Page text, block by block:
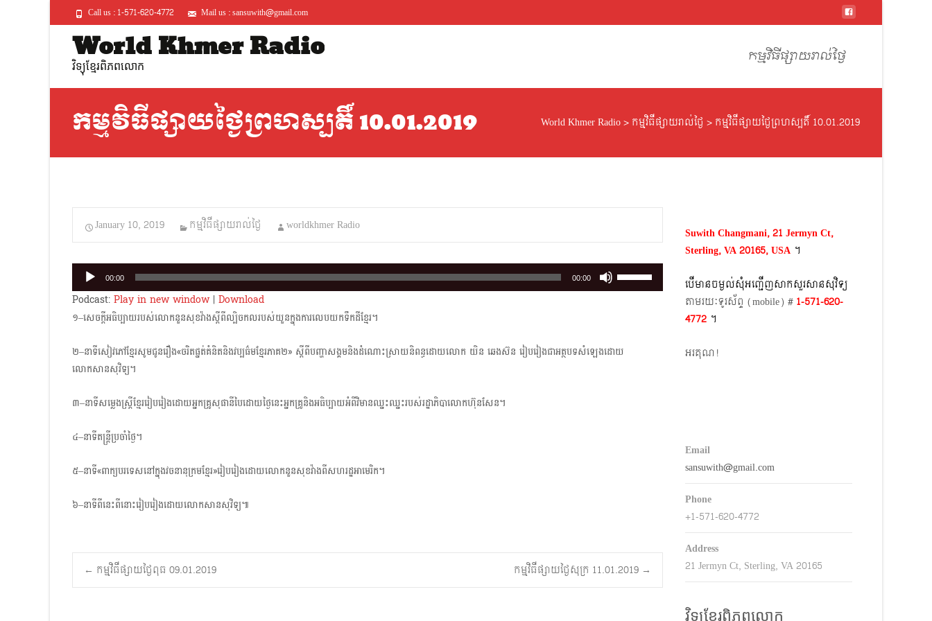
Call us : 1-571-620-4772 Mail us : sansuwith@gmail.com
World Khmer Radio
វិទ្យុខ្មែរពិភពលោក
content
កម្មវិធីផ្សាយរាល់ថ្ងៃ
កម្មវិធីផ្សាយថ្ងៃព្រហស្បតិ៍ 10.01.2019 World Khmer Radio> កម្មវិធីផ្សាយរាល់ថ្ងៃ > កម្មវិធីផ្សាយថ្ងៃព្រហស្បតិ៍ 10.01.2019
January 10, 2019 កម្មវិធីផ្សាយរាល់ថ្ងៃ worldkhmer Radio
Audio
Player
00:00 00:00
increase
Podcast: Play in new window| Download
១–សេចក្តីអធិប្បាយរបស់លោកនួនសុខវ៉ាងស្តីពីល្បិចកលរបស់យួនក្នុងការលេប​យកទឹកដីខ្មែរ។
២–នាទីសៀវភៅខ្មែរសូមជូនរឿង«ចរិតផ្នត់គំនិតនិងវប្បធ៌មខ្មែរភាគ២» ស្តីពីបញ្ហាសង្គមនិងដំណោះ​ស្រាយនិពន្ធដោយលោក យិន ឆេងស៊ន រៀបរៀងជាអត្ថបទសំឡេងដោយ
លោកសានសុវិទ្យ។
៣–នាទីសម្លេងស្ត្រីខ្មែររៀបរៀងដោយអ្នកគ្រូសុផានីបៃដោយថ្ងៃនេះអ្នកគ្រូនិងអធិប្បាយអំពីវិមានឈ្នះឈ្នះរបស់រដ្ឋាភិបាលោកហ៊ុនសែន។
៤–នាទីតន្ត្រីប្រចាំថ្ងៃ។
៥–នាទី«ពាក្យបរទេសនៅក្នុងវចនានុក្រមខ្មែរ»រៀបរៀងដោយលោកនួនសុខវ៉ាងពីសហរដ្ឋ​អាមេរិក។
៦–នាទីពីនេះពីនោះរៀបរៀងដោយលោកសានសុវិទ្យ៕
Post
← កម្មវិធីផ្សាយថ្ងៃពុធ 09.01.2019 កម្មវិធីផ្សាយថ្ងៃសុក្រ 11.01.2019 →
Suwith Changmani, 21 Jermyn Ct,
Sterling, VA 20165, USA ។​
បើមានចម្ងល់​សុំអញ្ជើញសាកសួរសានសុវិទ្យ
តាមរយៈទូរស័ព្ទ​ (mobile)​ # 1-571-620-
4772​ ។
អរគុណ!
Email
sansuwith@gmail.com
Phone
+1-571-620-4772
Address
21 Jermyn Ct, Sterling, VA 20165
វិទ្យុខ្មែរពិភពលោក